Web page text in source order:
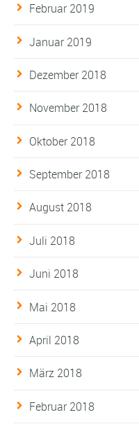
Februar 2019
Januar 2019
Dezember 2018
November 2018
Oktober 2018
September 2018
August 2018
Juli 2018
Juni 2018
Mai 2018
April 2018
März 2018
Februar 2018